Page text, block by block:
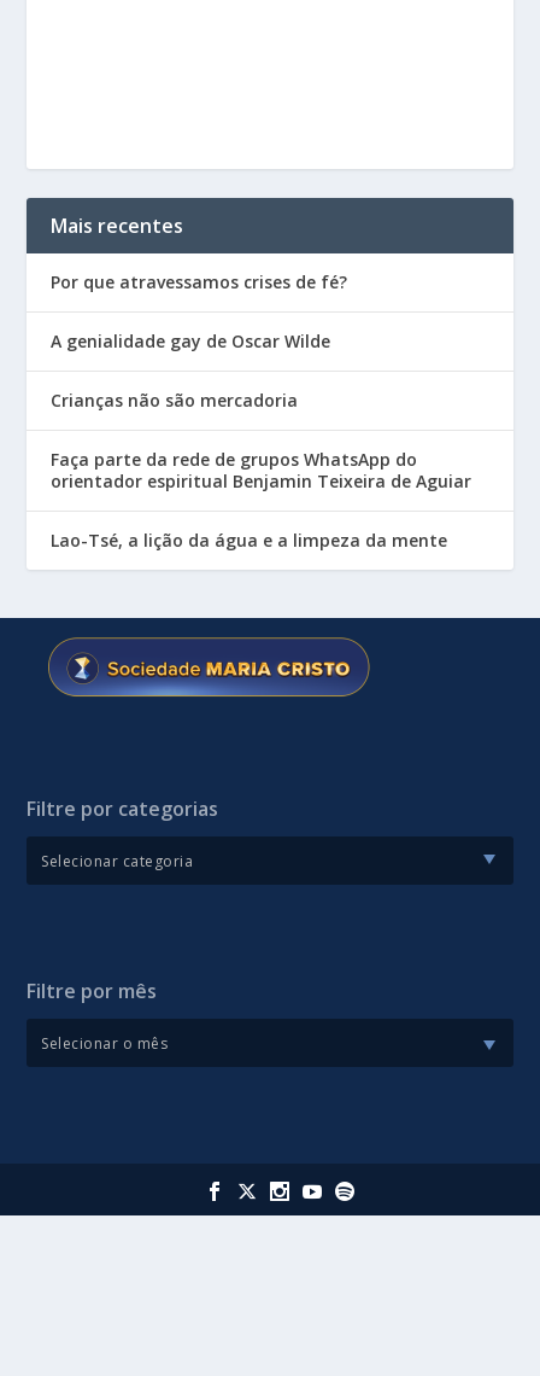
Mais recentes
Por que atravessamos crises de fé?
A genialidade gay de Oscar Wilde
Crianças não são mercadoria
Faça parte da rede de grupos WhatsApp do
orientador espiritual Benjamin Teixeira de Aguiar
Lao-Tsé, a lição da água e a limpeza da mente
Filtre por categorias
Filtre por mês